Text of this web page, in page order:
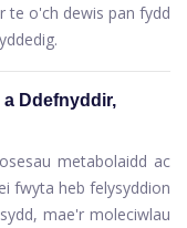
te o'ch dewis pan fydd
Ddefnyddir,
metabolaidd ac
fwyta heb felysyddion
mae'r moleciwlau